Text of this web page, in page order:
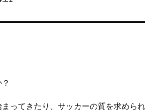
ってきたり、サッカーの質を求めら